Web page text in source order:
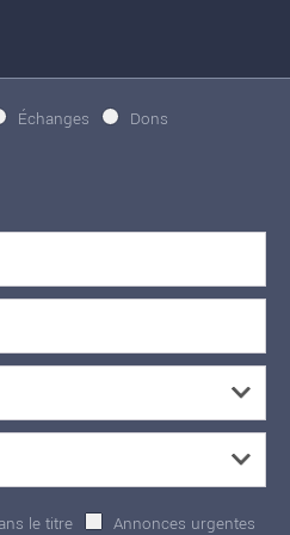
Échanges Dons
le titre Annonces urgentes